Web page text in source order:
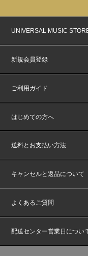
UNIVERSAL MUSIC
新規会員登録
ご利用ガイド
はじめての方へ
送料とお支払い方法
キャンセルと返品について
よくあるご質問
配送センター営業日につい